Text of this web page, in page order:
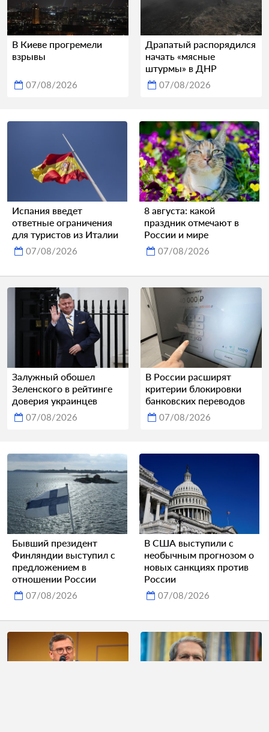
В Киеве прогремели
взрывы
07/08/2026
Драпатый распорядился
начать «мясные
штурмы» в ДНР
07/08/2026
Испания введет
ответные ограничения
для туристов из Италии
07/08/2026
8 августа: какой
праздник отмечают в
России и мире
07/08/2026
Залужный обошел
Зеленского в рейтинге
доверия украинцев
07/08/2026
В России расширят
критерии блокировки
банковских переводов
07/08/2026
Бывший президент
Финляндии выступил с
предложением в
отношении России
07/08/2026
В США выступили с
необычным прогнозом о
новых санкциях против
России
07/08/2026